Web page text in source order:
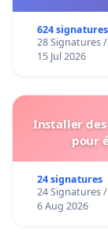
624 signatures
28 Signatures
15 Jul 2026
Installer
pour
24 signatures
24 Signatures
6 Aug 2026